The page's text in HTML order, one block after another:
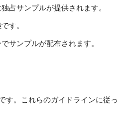
占サンプルが提供されます。
す。
サンプルが配布されます。
す。これらのガイドラインに従っ